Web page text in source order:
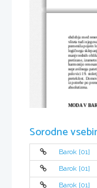
obdobju med
všteta tudi
pomenila pojem
logičnega
manjvrednih
pretirane,
harmonijo
nepravilnega
polovici 19.
preteklost.
iz potrebe po
absolutizma.
MODA V
lahko privoščili.
narejene tako,
pravili kratko
cvetočimi kodri,
premožnejši člani
haljasta obleka,
z ramen. Vsem
Modne so bile
Sorodne
Barok [01]
Barok [01]
Barok [01]